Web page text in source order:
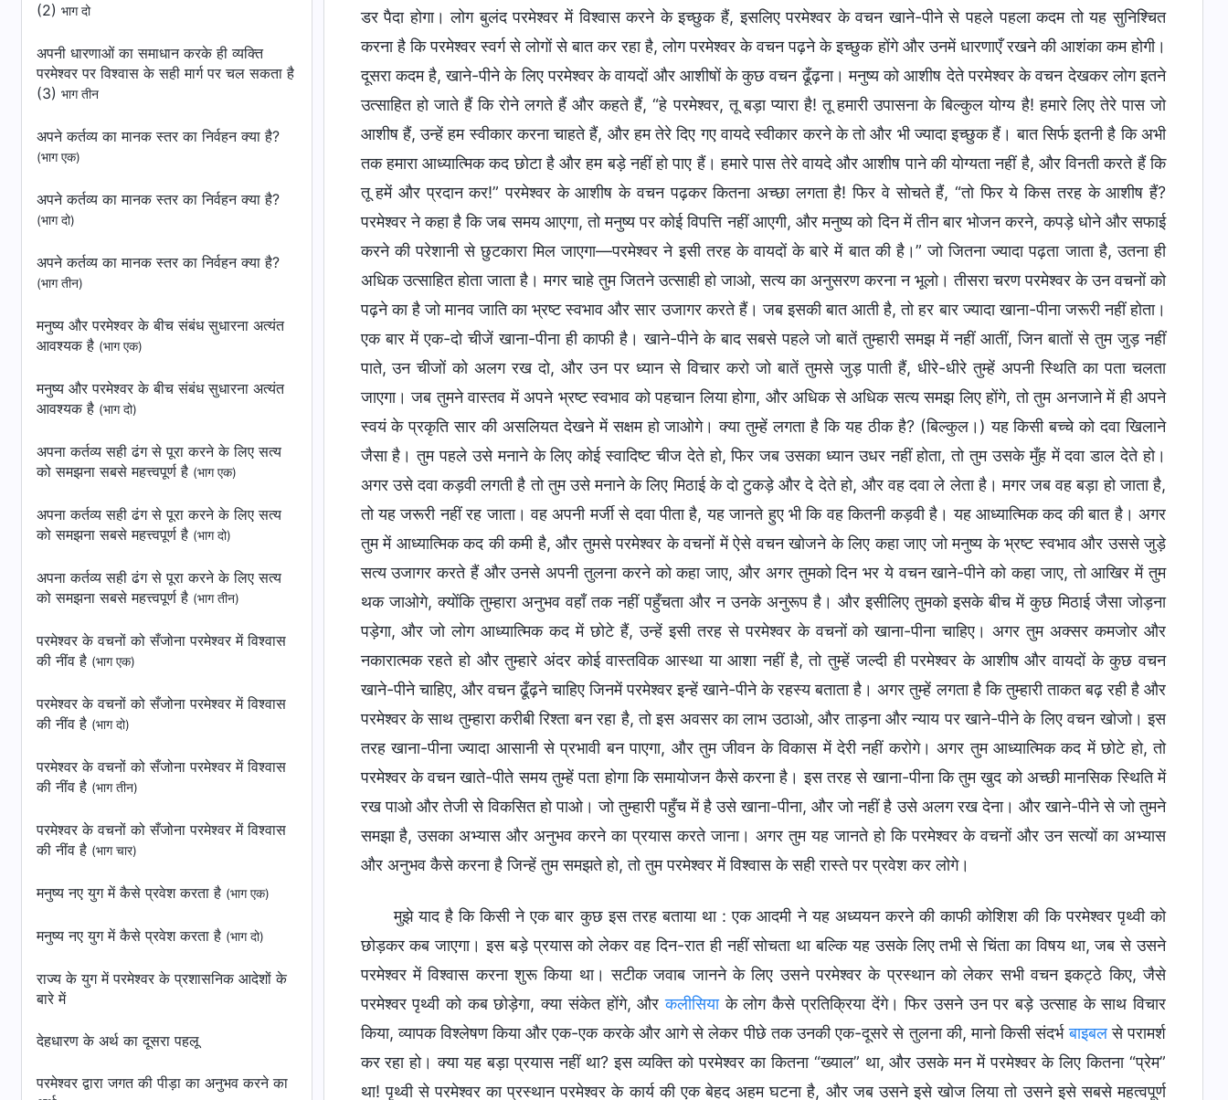
(2) भाग दो
अपनी धारणाओं का समाधान करके ही व्यक्ति
परमेश्वर पर विश्वास के सही मार्ग पर चल सकता है
(3) भाग तीन
अपने कर्तव्‍य का मानक स्तर का निर्वहन क्‍या है?
(भाग एक)
अपने कर्तव्‍य का मानक स्तर का निर्वहन क्‍या है?
(भाग दो)
अपने कर्तव्‍य का मानक स्तर का निर्वहन क्‍या है?
(भाग तीन)
मनुष्य और परमेश्वर के बीच संबंध सुधारना अत्यंत
आवश्यक है (भाग एक)
मनुष्य और परमेश्वर के बीच संबंध सुधारना अत्यंत
आवश्यक है (भाग दो)
अपना कर्तव्‍य सही ढंग से पूरा करने के लिए सत्‍य
को समझना सबसे महत्त्वपूर्ण है (भाग एक)
अपना कर्तव्‍य सही ढंग से पूरा करने के लिए सत्‍य
को समझना सबसे महत्त्वपूर्ण है (भाग दो)
अपना कर्तव्‍य सही ढंग से पूरा करने के लिए सत्‍य
को समझना सबसे महत्त्वपूर्ण है (भाग तीन)
परमेश्वर के वचनों को सँजोना परमेश्वर में विश्वास
की नींव है (भाग एक)
परमेश्वर के वचनों को सँजोना परमेश्वर में विश्वास
की नींव है (भाग दो)
परमेश्वर के वचनों को सँजोना परमेश्वर में विश्वास
की नींव है (भाग तीन)
परमेश्वर के वचनों को सँजोना परमेश्वर में विश्वास
की नींव है (भाग चार)
मनुष्य नए युग में कैसे प्रवेश करता है (भाग एक)
मनुष्य नए युग में कैसे प्रवेश करता है (भाग दो)
राज्य के युग में परमेश्वर के प्रशासनिक आदेशों के
बारे में
देहधारण के अर्थ का दूसरा पहलू
परमेश्वर द्वारा जगत की पीड़ा का अनुभव करने का
डर पैदा होगा। लोग बुलंद परमेश्वर में विश्वास करने के इच्छुक हैं, इसलिए परमेश्वर के वचन खाने-पीने से पहले पहला कदम तो यह सुनिश्चित
करना है कि परमेश्वर स्वर्ग से लोगों से बात कर रहा है, लोग परमेश्वर के वचन पढ़ने के इच्छुक होंगे और उनमें धारणाएँ रखने की आशंका कम होगी।
दूसरा कदम है, खाने-पीने के लिए परमेश्वर के वायदों और आशीषों के कुछ वचन ढूँढ़ना। मनुष्य को आशीष देते परमेश्वर के वचन देखकर लोग इतने
उत्साहित हो जाते हैं कि रोने लगते हैं और कहते हैं, “हे परमेश्वर, तू बड़ा प्यारा है! तू हमारी उपासना के बिल्कुल योग्य है! हमारे लिए तेरे पास जो
आशीष हैं, उन्हें हम स्वीकार करना चाहते हैं, और हम तेरे दिए गए वायदे स्वीकार करने के तो और भी ज्यादा इच्छुक हैं। बात सिर्फ इतनी है कि अभी
तक हमारा आध्यात्मिक कद छोटा है और हम बड़े नहीं हो पाए हैं। हमारे पास तेरे वायदे और आशीष पाने की योग्यता नहीं है, और विनती करते हैं कि
तू हमें और प्रदान कर!” परमेश्वर के आशीष के वचन पढ़कर कितना अच्छा लगता है! फिर वे सोचते हैं, “तो फिर ये किस तरह के आशीष हैं?
परमेश्वर ने कहा है कि जब समय आएगा, तो मनुष्य पर कोई विपत्ति नहीं आएगी, और मनुष्य को दिन में तीन बार भोजन करने, कपड़े धोने और सफाई
करने की परेशानी से छुटकारा मिल जाएगा—परमेश्वर ने इसी तरह के वायदों के बारे में बात की है।” जो जितना ज्यादा पढ़ता जाता है, उतना ही
अधिक उत्साहित होता जाता है। मगर चाहे तुम जितने उत्साही हो जाओ, सत्य का अनुसरण करना न भूलो। तीसरा चरण परमेश्वर के उन वचनों को
पढ़ने का है जो मानव जाति का भ्रष्ट स्वभाव और सार उजागर करते हैं। जब इसकी बात आती है, तो हर बार ज्यादा खाना-पीना जरूरी नहीं होता।
एक बार में एक-दो चीजें खाना-पीना ही काफी है। खाने-पीने के बाद सबसे पहले जो बातें तुम्हारी समझ में नहीं आतीं, जिन बातों से तुम जुड़ नहीं
पाते, उन चीजों को अलग रख दो, और उन पर ध्यान से विचार करो जो बातें तुमसे जुड़ पाती हैं, धीरे-धीरे तुम्हें अपनी स्थिति का पता चलता
जाएगा। जब तुमने वास्तव में अपने भ्रष्ट स्वभाव को पहचान लिया होगा, और अधिक से अधिक सत्य समझ लिए होंगे, तो तुम अनजाने में ही अपने
स्वयं के प्रकृति सार की असलियत देखने में सक्षम हो जाओगे। क्या तुम्हें लगता है कि यह ठीक है? (बिल्कुल।) यह किसी बच्चे को दवा खिलाने
जैसा है। तुम पहले उसे मनाने के लिए कोई स्वादिष्ट चीज देते हो, फिर जब उसका ध्यान उधर नहीं होता, तो तुम उसके मुँह में दवा डाल देते हो।
अगर उसे दवा कड़वी लगती है तो तुम उसे मनाने के लिए मिठाई के दो टुकड़े और दे देते हो, और वह दवा ले लेता है। मगर जब वह बड़ा हो जाता है,
तो यह जरूरी नहीं रह जाता। वह अपनी मर्जी से दवा पीता है, यह जानते हुए भी कि वह कितनी कड़वी है। यह आध्यात्मिक कद की बात है। अगर
तुम में आध्यात्मिक कद की कमी है, और तुमसे परमेश्वर के वचनों में ऐसे वचन खोजने के लिए कहा जाए जो मनुष्य के भ्रष्ट स्वभाव और उससे जुड़े
सत्य उजागर करते हैं और उनसे अपनी तुलना करने को कहा जाए, और अगर तुमको दिन भर ये वचन खाने-पीने को कहा जाए, तो आखिर में तुम
थक जाओगे, क्योंकि तुम्हारा अनुभव वहाँ तक नहीं पहुँचता और न उनके अनुरूप है। और इसीलिए तुमको इसके बीच में कुछ मिठाई जैसा जोड़ना
पड़ेगा, और जो लोग आध्यात्मिक कद में छोटे हैं, उन्हें इसी तरह से परमेश्वर के वचनों को खाना-पीना चाहिए। अगर तुम अक्सर कमजोर और
नकारात्मक रहते हो और तुम्हारे अंदर कोई वास्तविक आस्था या आशा नहीं है, तो तुम्हें जल्दी ही परमेश्वर के आशीष और वायदों के कुछ वचन
खाने-पीने चाहिए, और वचन ढूँढ़ने चाहिए जिनमें परमेश्वर इन्हें खाने-पीने के रहस्य बताता है। अगर तुम्हें लगता है कि तुम्हारी ताकत बढ़ रही है और
परमेश्वर के साथ तुम्हारा करीबी रिश्ता बन रहा है, तो इस अवसर का लाभ उठाओ, और ताड़ना और न्याय पर खाने-पीने के लिए वचन खोजो। इस
तरह खाना-पीना ज्यादा आसानी से प्रभावी बन पाएगा, और तुम जीवन के विकास में देरी नहीं करोगे। अगर तुम आध्यात्मिक कद में छोटे हो, तो
परमेश्वर के वचन खाते-पीते समय तुम्हें पता होगा कि समायोजन कैसे करना है। इस तरह से खाना-पीना कि तुम खुद को अच्छी मानसिक स्थिति में
रख पाओ और तेजी से विकसित हो पाओ। जो तुम्हारी पहुँच में है उसे खाना-पीना, और जो नहीं है उसे अलग रख देना। और खाने-पीने से जो तुमने
समझा है, उसका अभ्यास और अनुभव करने का प्रयास करते जाना। अगर तुम यह जानते हो कि परमेश्वर के वचनों और उन सत्यों का अभ्यास
और अनुभव कैसे करना है जिन्हें तुम समझते हो, तो तुम परमेश्वर में विश्वास के सही रास्ते पर प्रवेश कर लोगे।
मुझे याद है कि किसी ने एक बार कुछ इस तरह बताया था : एक आदमी ने यह अध्ययन करने की काफी कोशिश की कि परमेश्वर पृथ्वी को
छोड़कर कब जाएगा। इस बड़े प्रयास को लेकर वह दिन-रात ही नहीं सोचता था बल्कि यह उसके लिए तभी से चिंता का विषय था, जब से उसने
परमेश्वर में विश्वास करना शुरू किया था। सटीक जवाब जानने के लिए उसने परमेश्वर के प्रस्थान को लेकर सभी वचन इकट्ठे किए, जैसे
परमेश्वर पृथ्वी को कब छोड़ेगा, क्या संकेत होंगे, औरकलीसियाके लोग कैसे प्रतिक्रिया देंगे। फिर उसने उन पर बड़े उत्साह के साथ विचार
किया, व्यापक विश्लेषण किया और एक-एक करके और आगे से लेकर पीछे तक उनकी एक-दूसरे से तुलना की, मानो किसी संदर्भबाइबलसे परामर्श
कर रहा हो। क्या यह बड़ा प्रयास नहीं था? इस व्यक्ति को परमेश्वर का कितना “ख्याल” था, और उसके मन में परमेश्वर के लिए कितना “प्रेम”
था! पृथ्वी से परमेश्वर का प्रस्थान परमेश्वर के कार्य की एक बेहद अहम घटना है, और जब उसने इसे खोज लिया तो उसने इसे सबसे महत्वपूर्ण